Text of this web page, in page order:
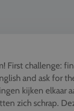
First challenge:
and ask for
kijken elkaar
zich schrap.